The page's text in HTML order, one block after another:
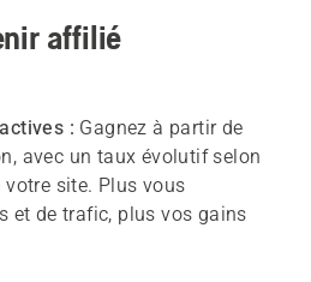
affilié
: Gagnez à partir de
avec un taux évolutif selon
site. Plus vous
et de trafic, plus vos gains